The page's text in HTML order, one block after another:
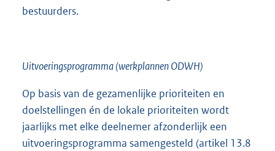
bestuurders.
Uitvoeringsprogramma (werkplannen ODWH)
Op basis van de gezamenlijke prioriteiten en
doelstellingen én de lokale prioriteiten wordt
jaarlijks met elke deelnemer afzonderlijk een
uitvoeringsprogramma samengesteld (artikel 13.8